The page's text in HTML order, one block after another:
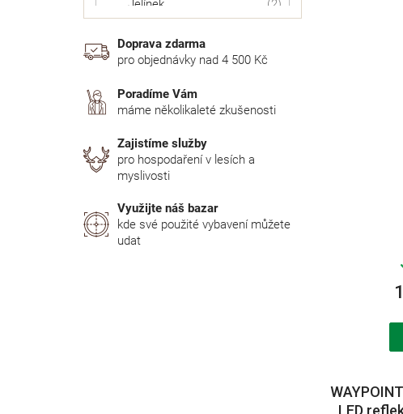
Jelínek 2
Mactronic
Nightsearcher
NITECORE
NOCPIX
Odeon Optics 2
Doprava zdarma
pro objednávky nad 4 500 Kč
Poradíme Vám
máme několikaleté zkušenosti
Zajistíme služby
pro hospodaření v lesích a
myslivosti
Využijte náš bazar
kde své použité vybavení můžete
udat
LED